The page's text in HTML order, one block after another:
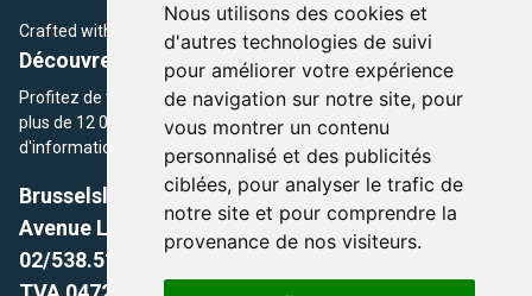
Nous utilisons des cookies et
d'autres technologies de suivi
pour améliorer votre expérience
de navigation sur notre site, pour
vous montrer un contenu
personnalisé et des publicités
ciblées, pour analyser le trafic de
notre site et pour comprendre la
provenance de nos visiteurs.
Crafted with by Brusselslife Team
Découvrez plus de 12 000 adresses et événements
Profitez de toutes les sections de BrusselsLife.be et découvrez
plus de 12 000 adresses et un grand choix d'événements,
d'informations et de conseils et astuces de notre écriture.
Brusselslife.be
Avenue Louise, 500 -1050 Ixelles, Brussels,
02/538.51.49.